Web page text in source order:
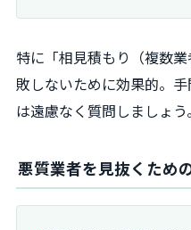
特に「相見積もり（複数
敗しないために効果的。
は遠慮なく質問しましょう。
悪質業者を見抜くため